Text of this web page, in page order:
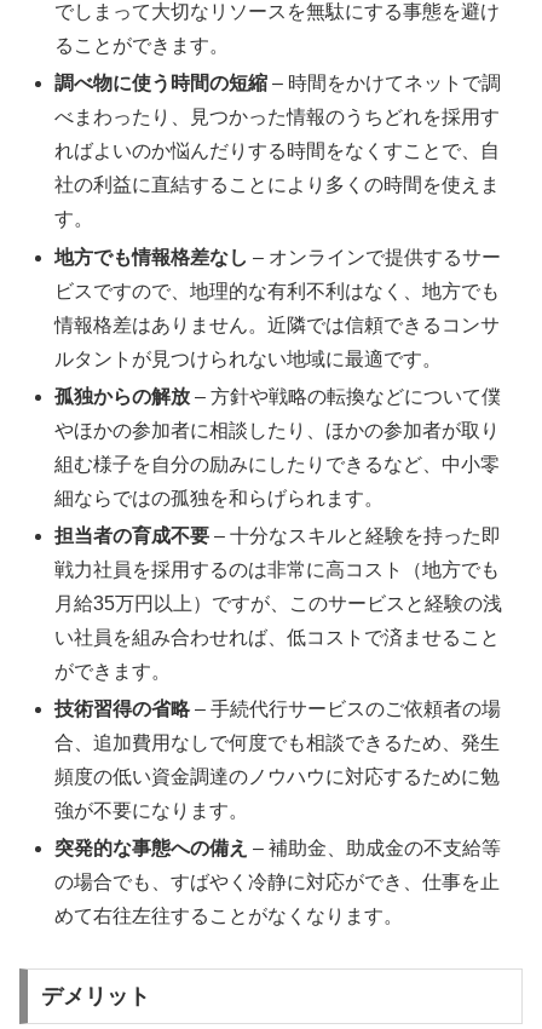
でしまって大切なリソースを無駄にする事態を避け
ることができます。
調べ物に使う時間の短縮 – 時間をかけてネットで調
べまわったり、見つかった情報のうちどれを採用す
ればよいのか悩んだりする時間をなくすことで、自
社の利益に直結することにより多くの時間を使えま
す。
地方でも情報格差なし – オンラインで提供するサー
ビスですので、地理的な有利不利はなく、地方でも
情報格差はありません。近隣では信頼できるコンサ
ルタントが見つけられない地域に最適です。
孤独からの解放 – 方針や戦略の転換などについて僕
やほかの参加者に相談したり、ほかの参加者が取り
組む様子を自分の励みにしたりできるなど、中小零
細ならではの孤独を和らげられます。
担当者の育成不要 – 十分なスキルと経験を持った即
戦力社員を採用するのは非常に高コスト（地方でも
月給35万円以上）ですが、このサービスと経験の浅
い社員を組み合わせれば、低コストで済ませること
ができます。
技術習得の省略– 手続代行サービスのご依頼者の場
合、追加費用なしで何度でも相談できるため、発生
頻度の低い資金調達のノウハウに対応するために勉
強が不要になります。
突発的な事態への備え – 補助金、助成金の不支給等
の場合でも、すばやく冷静に対応ができ、仕事を止
めて右往左往することがなくなります。
デメリット